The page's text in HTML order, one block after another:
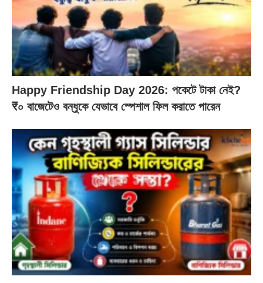
Happy Friendship Day 2026: পকেটে টাকা নেই?
₹০ বাজেটেও বন্ধুকে যেভাবে স্পেশাল ফিল করাতে পারেন